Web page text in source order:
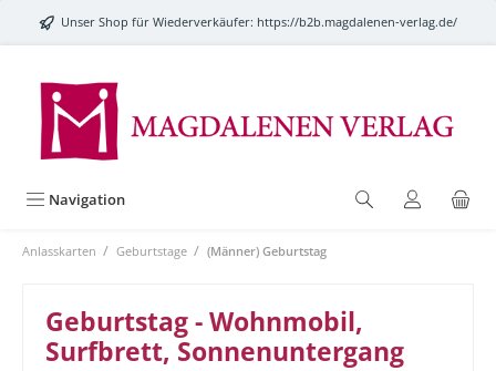
springenUnser Shop für Wiederverkäufer: https://b2b.magdalenen-verlag.de/
Navigation
Anlasskarten / Geburtstage / (Männer) Geburtstag
Geburtstag - Wohnmobil,
Surfbrett, Sonnenuntergang